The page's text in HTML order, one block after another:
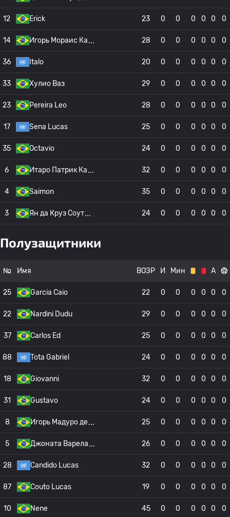
12 Erick 23 0 0 0 0 0 0
14 Игорь Мораис Ка 28 0 0 0 0 0 0
36 Italo 20 0 0 0 0 0 0
33 Хулио Ваз 29 0 0 0 0 0 0
23 Pereira Leo 28 0 0 0 0 0 0
17 Sena Lucas 25 0 0 0 0 0 0
35 Octavio 24 0 0 0 0 0 0
6 Итаро Патрик Ка 32 0 0 0 0 0 0
4 Saimon 35 0 0 0 0 0 0
3 Ян да Круз Соут 24 0 0 0 0 0 0
Полузащитники
№ Имя ВОЗР И Мин А
25 Garcia Caio 22 0 0 0 0 0 0
22 Nardini Dudu 29 0 0 0 0 0 0
37 Carlos Ed 25 0 0 0 0 0 0
88 Tota Gabriel 24 0 0 0 0 0 0
18 Giovanni 32 0 0 0 0 0 0
31 Gustavo 24 0 0 0 0 0 0
8 Игорь Мадуро де 25 0 0 0 0 0 0
5 Джоната Варела 26 0 0 0 0 0 0
28 Candido Lucas 32 0 0 0 0 0 0
87 Couto Lucas 19 0 0 0 0 0 0
10 Nene 45 0 0 0 0 0 0